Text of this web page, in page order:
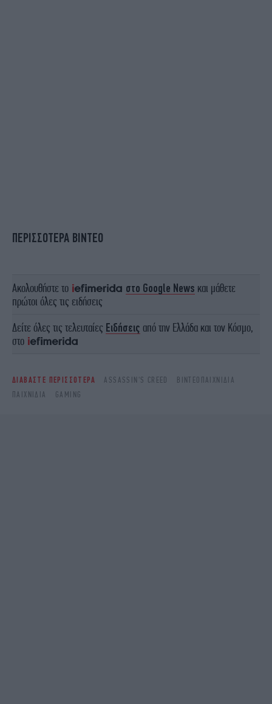
ΠΕΡΙΣΣΟΤΕΡΑ ΒΙΝΤΕΟ
Ακολουθήστε το στο Google News και μάθετε
πρώτοι όλες τις ειδήσεις
Δείτε όλες τις τελευταίες Ειδήσεις από την Ελλάδα και τον Κόσμο,
στο
ΔΙΑΒΑΣΤΕ ΠΕΡΙΣΣΟΤΕΡΑ ASSASSIN'S CREED
ΒΙΝΤΕΟΠΑΙΧΝΊΔΙΑ
ΠΑΙΧΝΊΔΙΑ
GAMING